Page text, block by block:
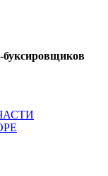
буксировщиков